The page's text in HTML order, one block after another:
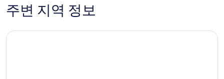
주변 지역 정보